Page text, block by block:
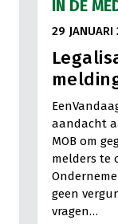
IN DE
29 JANUARI
aandacht
MOB om
melders te
geen
vragen…